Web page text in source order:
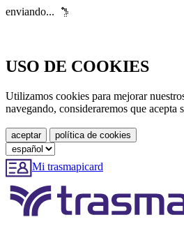
enviando...
USO DE COOKIES
Utilizamos cookies para mejorar
navegando, consideraremos que acepta
Mi trasmapicard